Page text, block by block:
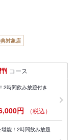
対象店
コース
2時間飲み放題付き
円 （税込）
能！2時間飲み放題